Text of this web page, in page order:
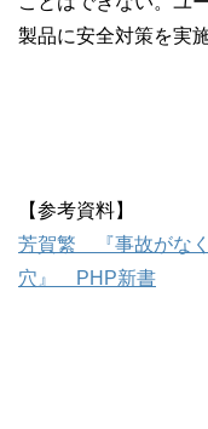
製品に安全対策を実
【参考資料】
芳賀繁 『事故がな
穴』 PHP新書